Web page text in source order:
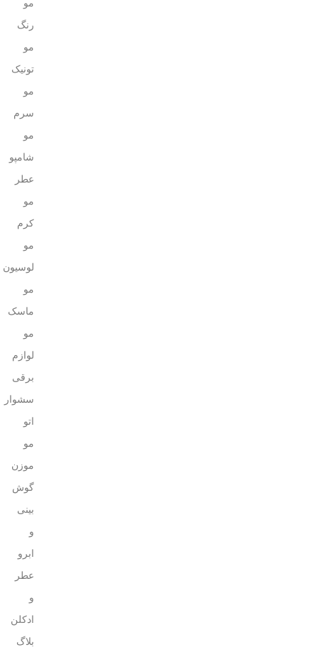
مو
رنگ
مو
تونیک
مو
سرم
مو
شامپو
عطر
مو
کرم
مو
لوسیون
مو
ماسک
مو
لوازم
برقی
سشوار
اتو
مو
موزن
گوش
بینی
و
ابرو
عطر
و
ادکلن
بلاگ